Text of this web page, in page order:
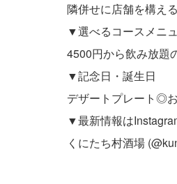
隣併せに店舗を構え
▼選べるコースメニ
4500円から飲み放題
▼記念日・誕生日
デザートプレート◎
▼最新情報は
くにたち村酒場